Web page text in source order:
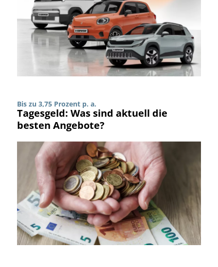
Bis zu 3,75 Prozent p. a.
Tagesgeld: Was sind aktuell die
besten Angebote?